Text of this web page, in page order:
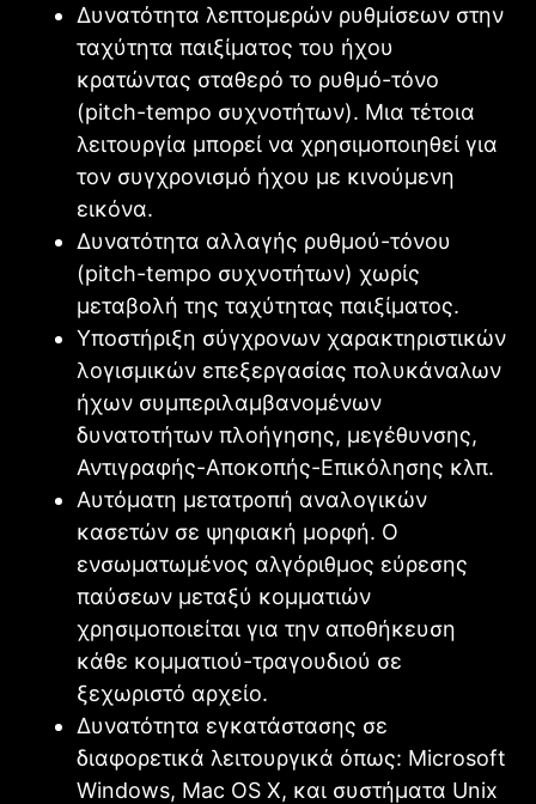
Δυνατότητα λεπτομερών ρυθμίσεων στην
ταχύτητα παιξίματος του ήχου
κρατώντας σταθερό το ρυθμό-τόνο
(pitch-tempo συχνοτήτων). Μια τέτοια
λειτουργία μπορεί να χρησιμοποιηθεί για
τον συγχρονισμό ήχου με κινούμενη
εικόνα.
Δυνατότητα αλλαγής ρυθμού-τόνου
(pitch-tempo συχνοτήτων) χωρίς
μεταβολή της ταχύτητας παιξίματος.
Υποστήριξη σύγχρονων χαρακτηριστικών
λογισμικών επεξεργασίας πολυκάναλων
ήχων συμπεριλαμβανομένων
δυνατοτήτων πλοήγησης, μεγέθυνσης,
Αντιγραφής-Αποκοπής-Επικόλησης κλπ.
Αυτόματη μετατροπή αναλογικών
κασετών σε ψηφιακή μορφή. Ο
ενσωματωμένος αλγόριθμος εύρεσης
παύσεων μεταξύ κομματιών
χρησιμοποιείται για την αποθήκευση
κάθε κομματιού-τραγουδιού σε
ξεχωριστό αρχείο.
Δυνατότητα εγκατάστασης σε
διαφορετικά λειτουργικά όπως: Microsoft
Windows, Mac OS X, και συστήματα Unix